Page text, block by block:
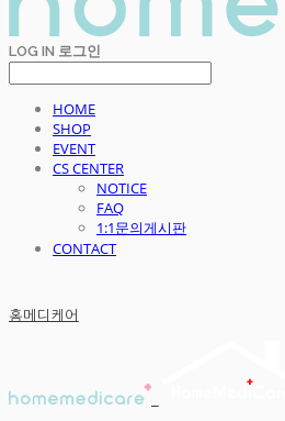
LOG IN 로그인
HOME
SHOP
EVENT
CS CENTER
NOTICE
FAQ
1:1문의게시판
CONTACT
홈메디케어